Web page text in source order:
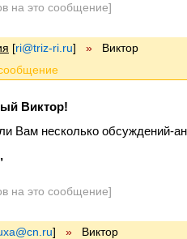
на это сообщение]
[ri@triz-ri.ru] » Виктор
Виктор!
Вам несколько обсуждений-
на это сообщение]
] » Виктор